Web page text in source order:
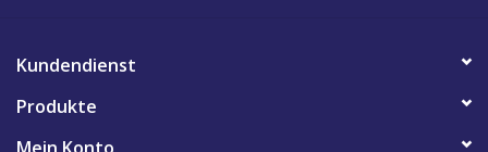
Kundendienst
Produkte